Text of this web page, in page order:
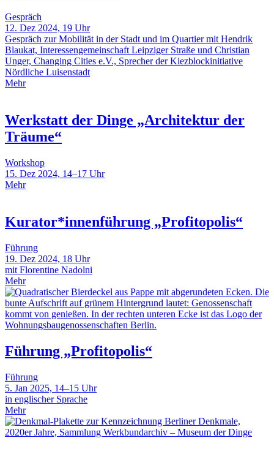
Gespräch
12. Dez 2024, 19 Uhr
Gespräch zur Mobilität in der Stadt und im Quartier mit Hendrik
Blaukat, Interessengemeinschaft Leipziger Straße und Christian
Unger, Changing Cities e.V., Sprecher der Kiezblockinitiative
Nördliche Luisenstadt
Mehr
Werkstatt der Dinge „Architektur der
Träume“
Workshop
15. Dez 2024, 14–17 Uhr
Mehr
Kurator*innenführung „Profitopolis“
Führung
19. Dez 2024, 18 Uhr
mit Florentine Nadolni
Mehr
Führung „Profitopolis“
Führung
5. Jan 2025, 14–15 Uhr
in englischer Sprache
Mehr